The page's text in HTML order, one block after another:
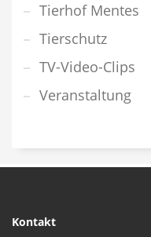
Tierhof Mentes
Tierschutz
TV-Video-Clips
Veranstaltung
Kontakt